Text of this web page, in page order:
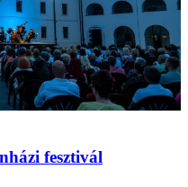
fesztivál